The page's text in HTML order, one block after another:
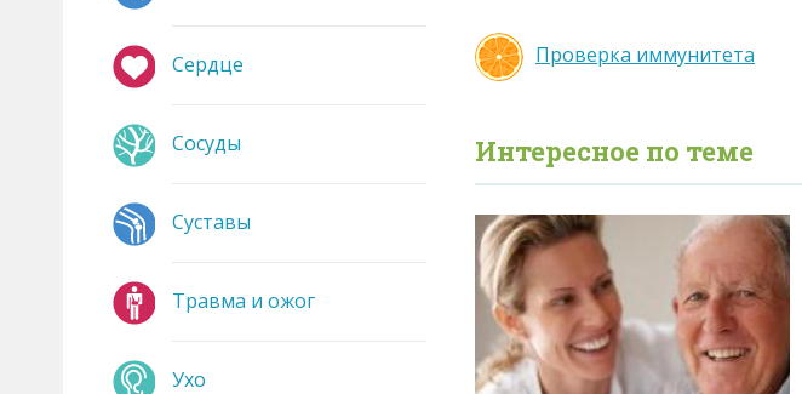
Проверка иммунитета
Интересное по теме
Сердце
Сосуды
Суставы
Травма и ожог
Ухо